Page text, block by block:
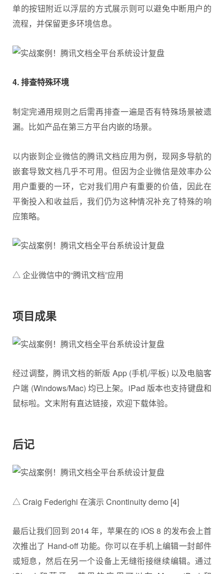
单的按钮附近以浮层的方式展示则可以避免中断用户的
流程，并保留更多环境信息。
4. 排查特殊环境
制定完通用规则之后需再排查一遍是否有特殊场景被遗
漏。比如产品在第三方平台内嵌的场景。
以内嵌到企业微信的腾讯文档应用为例，现网多导航的
嵌套导致文档几乎不可用。但因为企业微信是效率办公
用户重要的一环，它对我们用户有重要的价值，因此在
平衡投入和收益后，我们仍为这种情况补充了特殊的响
应策略。
△ 企业微信中的“腾讯文档”应用
项目成果
经过调整，腾讯文档的新版 App (手机/平板) 以及电脑客
户端 (Windows/Mac) 均已上架。iPad 版本也支持键盘和
鼠标啦。文末附有直达链接，欢迎下载体验。
后记
△ Craig Federighi 在演示 Cnontinuity demo [4]
最后让我们回到 2014 年，苹果在的 iOS 8 的发布会上首
次推出了 Hand-off 功能。你可以在手机上编辑一封邮件
或短息，然后在另一个设备上无缝衔接继续编辑。通过